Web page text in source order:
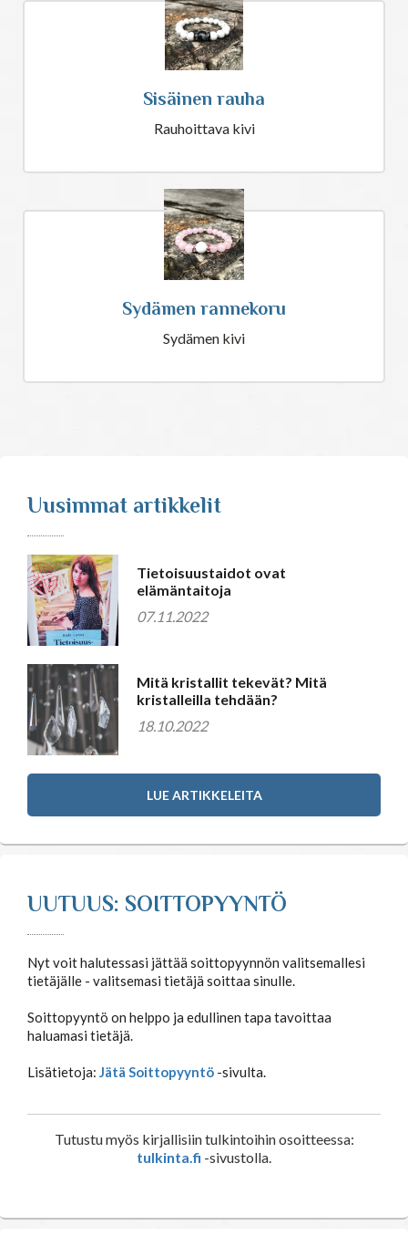
Sisäinen rauha
Rauhoittava kivi
Sydämen rannekoru
Sydämen kivi
Uusimmat artikkelit
Tietoisuustaidot ovat
elämäntaitoja
07.11.2022
Mitä kristallit tekevät? Mitä
kristalleilla tehdään?
18.10.2022
LUE ARTIKKELEITA
UUTUUS: SOITTOPYYNTÖ
Nyt voit halutessasi jättää soittopyynnön valitsemallesi
tietäjälle - valitsemasi tietäjä soittaa sinulle.
Soittopyyntö on helppo ja edullinen tapa tavoittaa
haluamasi tietäjä.
Lisätietoja: Jätä Soittopyyntö -sivulta.
Tutustu myös kirjallisiin tulkintoihin osoitteessa:
tulkinta.fi -sivustolla.